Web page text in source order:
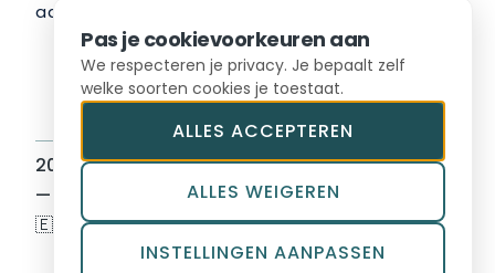
Pas je cookievoorkeuren aan
We respecteren je privacy. Je bepaalt zelf
welke soorten cookies je toestaat.
ALLES ACCEPTEREN
ALLES WEIGEREN
INSTELLINGEN AANPASSEN
aanvragen
Trainingen
Advies
2026 © Audit House BV
— Hosted in Europe
🇪🇺
Sitemap
Algemene voorwaarden
Privacyvoorwaarden
Toegankelijkheidsverkla